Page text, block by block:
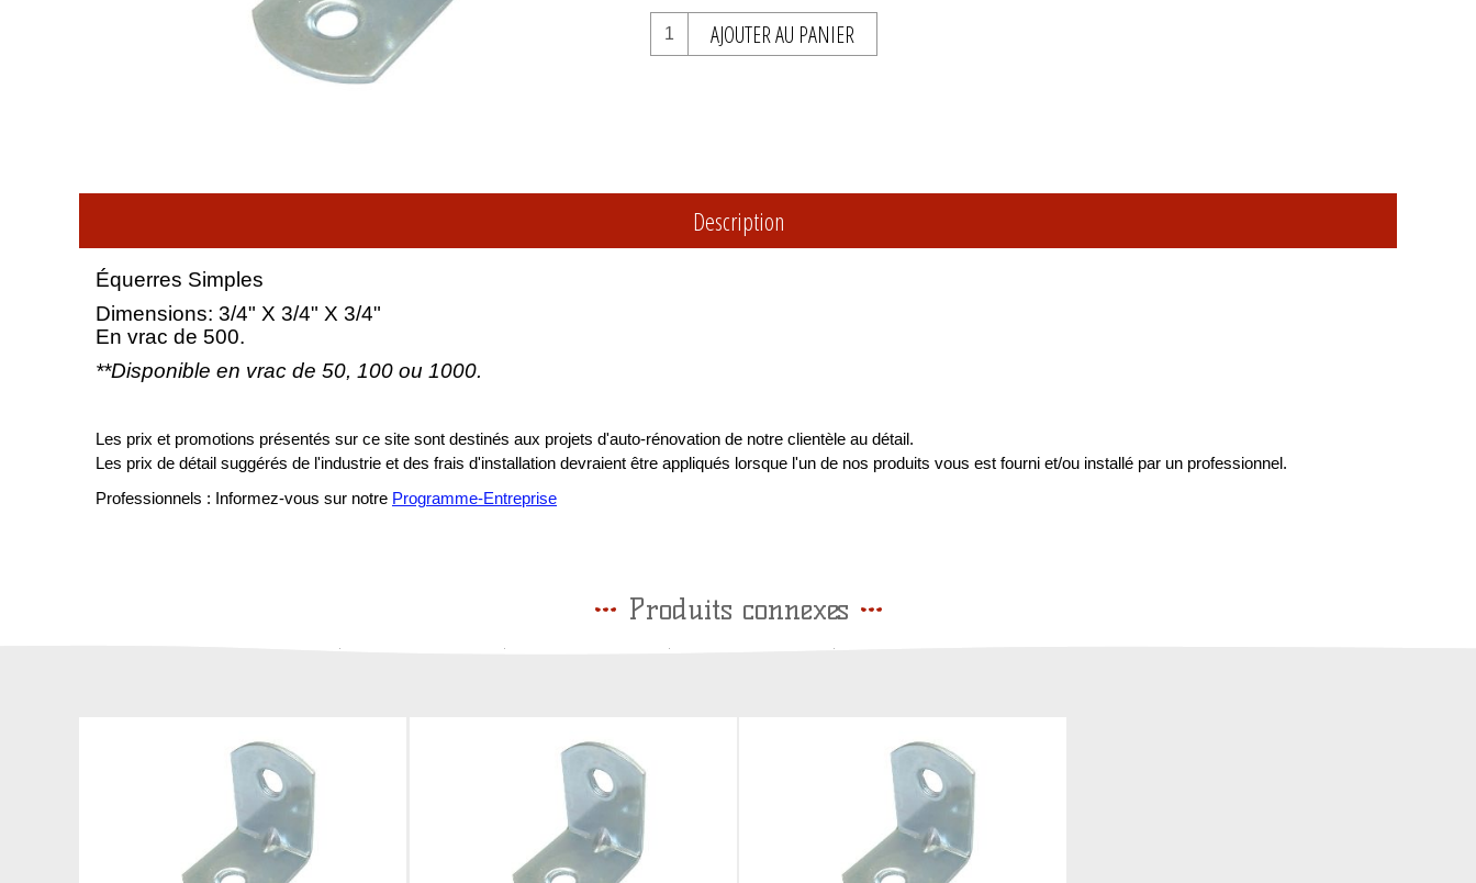
AJOUTER AU PANIER
Description
Équerres Simples
Dimensions: 3/4" X 3/4" X 3/4"
En vrac de 500.
**Disponible en vrac de 50, 100 ou 1000.
Les prix et promotions présentés sur ce site sont destinés aux projets d'auto-rénovation de notre clientèle au détail.
Les prix de détail suggérés de l'industrie et des frais d'installation devraient être appliqués lorsque l'un de nos produits vous est fourni et/ou installé par un professionnel.
Professionnels : Informez-vous sur notre Programme-Entreprise
Produits connexes